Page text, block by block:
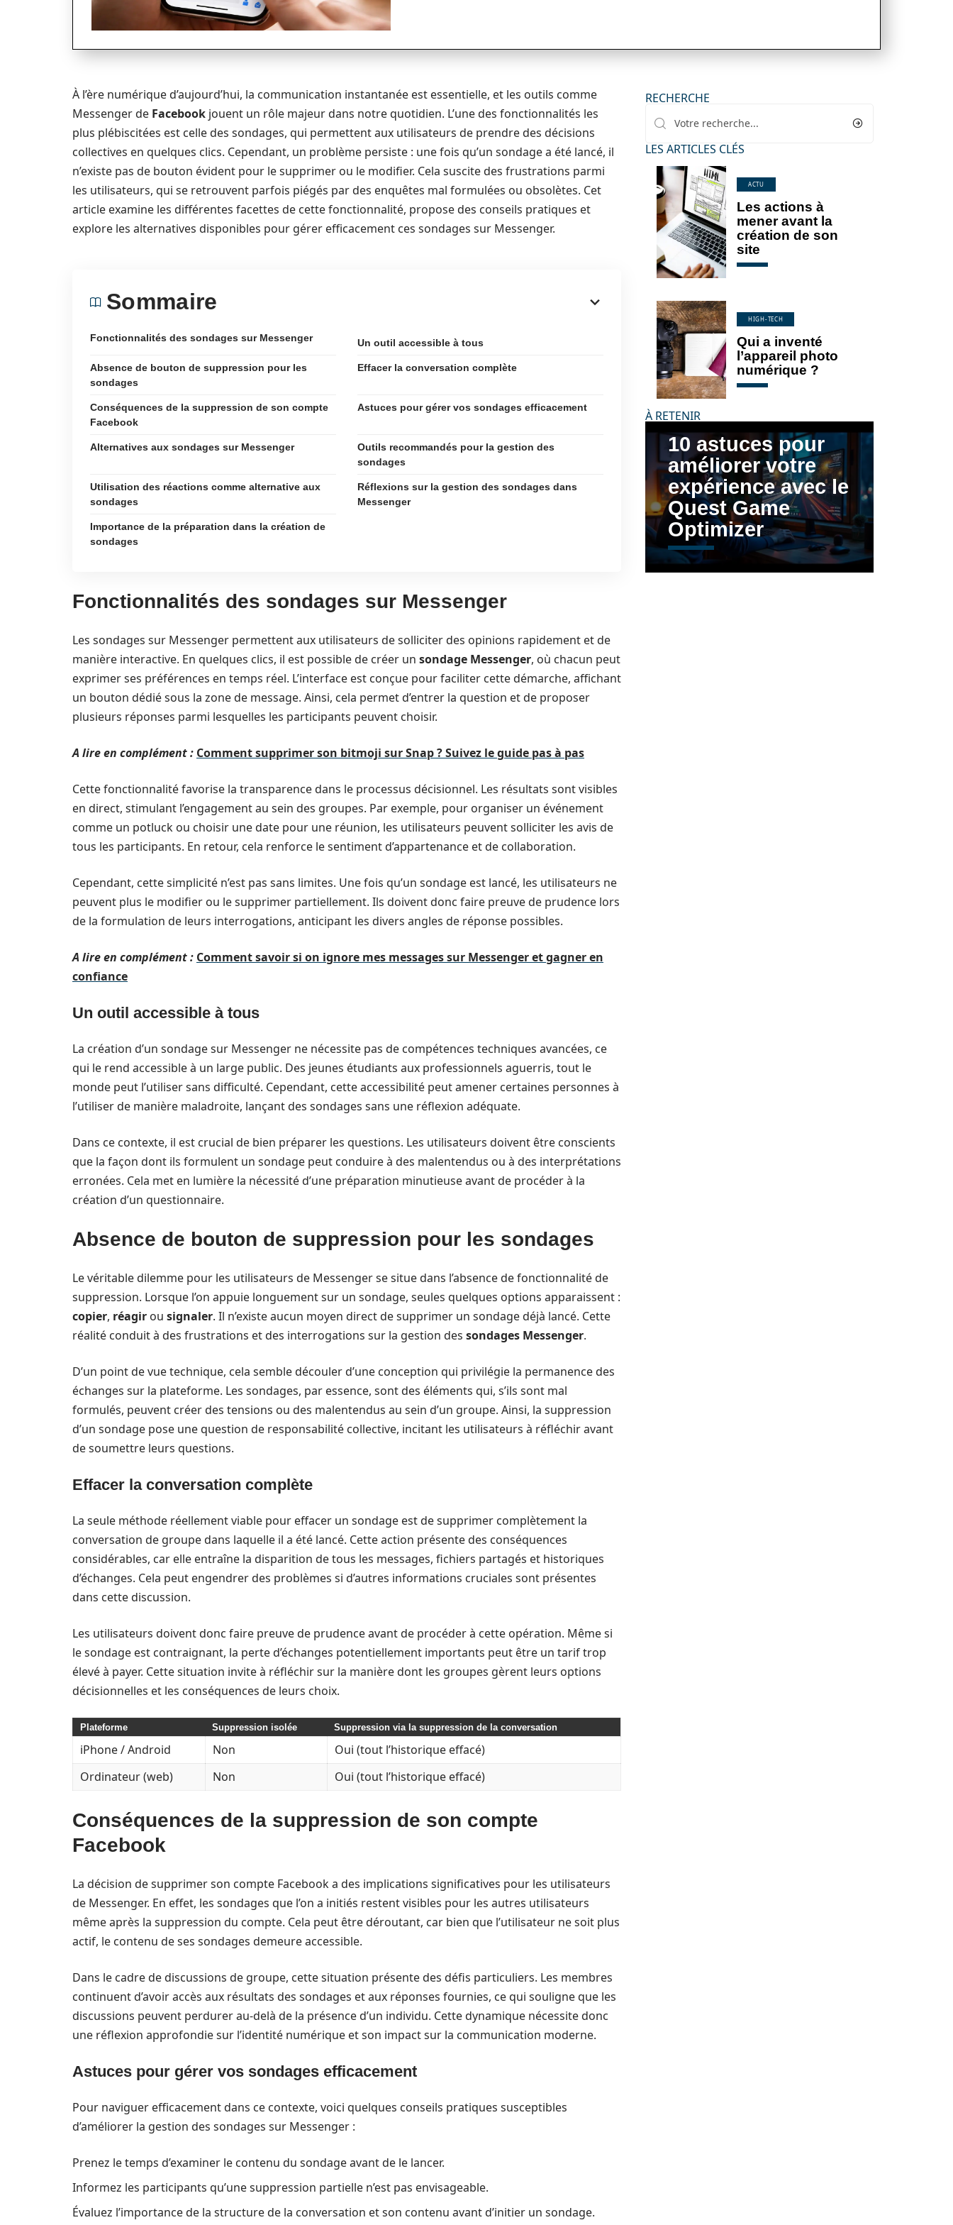
À l’ère numérique d’aujourd’hui, la communication instantanée est essentielle, et les outils comme
Messenger de Facebook jouent un rôle majeur dans notre quotidien. L’une des fonctionnalités les
plus plébiscitées est celle des sondages, qui permettent aux utilisateurs de prendre des décisions
collectives en quelques clics. Cependant, un problème persiste : une fois qu’un sondage a été lancé, il
n’existe pas de bouton évident pour le supprimer ou le modifier. Cela suscite des frustrations parmi
les utilisateurs, qui se retrouvent parfois piégés par des enquêtes mal formulées ou obsolètes. Cet
article examine les différentes facettes de cette fonctionnalité, propose des conseils pratiques et
explore les alternatives disponibles pour gérer efficacement ces sondages sur Messenger.
Sommaire
Fonctionnalités des sondages sur Messenger Un outil accessible à tous
Absence de bouton de suppression pour les
sondages
Effacer la conversation complète
Conséquences de la suppression de son compte
Facebook
Astuces pour gérer vos sondages efficacement
Alternatives aux sondages sur Messenger
Outils recommandés pour la gestion des
sondages
Utilisation des réactions comme alternative aux
sondages
Réflexions sur la gestion des sondages dans
Messenger
Importance de la préparation dans la création de
sondages
Fonctionnalités des sondages sur Messenger
Les sondages sur Messenger permettent aux utilisateurs de solliciter des opinions rapidement et de
manière interactive. En quelques clics, il est possible de créer un sondage Messenger, où chacun peut
exprimer ses préférences en temps réel. L’interface est conçue pour faciliter cette démarche, affichant
un bouton dédié sous la zone de message. Ainsi, cela permet d’entrer la question et de proposer
plusieurs réponses parmi lesquelles les participants peuvent choisir.
A lire en complément : Comment supprimer son bitmoji sur Snap ? Suivez le guide pas à pas
Cette fonctionnalité favorise la transparence dans le processus décisionnel. Les résultats sont visibles
en direct, stimulant l’engagement au sein des groupes. Par exemple, pour organiser un événement
comme un potluck ou choisir une date pour une réunion, les utilisateurs peuvent solliciter les avis de
tous les participants. En retour, cela renforce le sentiment d’appartenance et de collaboration.
Cependant, cette simplicité n’est pas sans limites. Une fois qu’un sondage est lancé, les utilisateurs ne
peuvent plus le modifier ou le supprimer partiellement. Ils doivent donc faire preuve de prudence lors
de la formulation de leurs interrogations, anticipant les divers angles de réponse possibles.
A lire en complément : Comment savoir si on ignore mes messages sur Messenger et gagner en
confiance
Un outil accessible à tous
La création d’un sondage sur Messenger ne nécessite pas de compétences techniques avancées, ce
qui le rend accessible à un large public. Des jeunes étudiants aux professionnels aguerris, tout le
monde peut l’utiliser sans difficulté. Cependant, cette accessibilité peut amener certaines personnes à
l’utiliser de manière maladroite, lançant des sondages sans une réflexion adéquate.
Dans ce contexte, il est crucial de bien préparer les questions. Les utilisateurs doivent être conscients
que la façon dont ils formulent un sondage peut conduire à des malentendus ou à des interprétations
erronées. Cela met en lumière la nécessité d’une préparation minutieuse avant de procéder à la
création d’un questionnaire.
Absence de bouton de suppression pour les sondages
Le véritable dilemme pour les utilisateurs de Messenger se situe dans l’absence de fonctionnalité de
suppression. Lorsque l’on appuie longuement sur un sondage, seules quelques options apparaissent :
copier, réagir ou signaler. Il n’existe aucun moyen direct de supprimer un sondage déjà lancé. Cette
réalité conduit à des frustrations et des interrogations sur la gestion des sondages Messenger.
D’un point de vue technique, cela semble découler d’une conception qui privilégie la permanence des
échanges sur la plateforme. Les sondages, par essence, sont des éléments qui, s’ils sont mal
formulés, peuvent créer des tensions ou des malentendus au sein d’un groupe. Ainsi, la suppression
d’un sondage pose une question de responsabilité collective, incitant les utilisateurs à réfléchir avant
de soumettre leurs questions.
Effacer la conversation complète
La seule méthode réellement viable pour effacer un sondage est de supprimer complètement la
conversation de groupe dans laquelle il a été lancé. Cette action présente des conséquences
considérables, car elle entraîne la disparition de tous les messages, fichiers partagés et historiques
d’échanges. Cela peut engendrer des problèmes si d’autres informations cruciales sont présentes
dans cette discussion.
Les utilisateurs doivent donc faire preuve de prudence avant de procéder à cette opération. Même si
le sondage est contraignant, la perte d’échanges potentiellement importants peut être un tarif trop
élevé à payer. Cette situation invite à réfléchir sur la manière dont les groupes gèrent leurs options
décisionnelles et les conséquences de leurs choix.
Plateforme Suppression isolée Suppression via la suppression de la conversation
iPhone / Android Non
Oui (tout l’historique effacé)
Ordinateur (web)
Non Oui (tout l’historique effacé)
Conséquences de la suppression de son compte
Facebook
La décision de supprimer son compte Facebook a des implications significatives pour les utilisateurs
de Messenger. En effet, les sondages que l’on a initiés restent visibles pour les autres utilisateurs
même après la suppression du compte. Cela peut être déroutant, car bien que l’utilisateur ne soit plus
actif, le contenu de ses sondages demeure accessible.
Dans le cadre de discussions de groupe, cette situation présente des défis particuliers. Les membres
continuent d’avoir accès aux résultats des sondages et aux réponses fournies, ce qui souligne que les
discussions peuvent perdurer au-delà de la présence d’un individu. Cette dynamique nécessite donc
une réflexion approfondie sur l’identité numérique et son impact sur la communication moderne.
Astuces pour gérer vos sondages efficacement
Pour naviguer efficacement dans ce contexte, voici quelques conseils pratiques susceptibles
d’améliorer la gestion des sondages sur Messenger :
Prenez le temps d’examiner le contenu du sondage avant de le lancer.
Informez les participants qu’une suppression partielle n’est pas envisageable.
Évaluez l’importance de la structure de la conversation et son contenu avant d’initier un sondage.
RECHERCHE
LES ARTICLES CLÉS
ACTU
Les actions à
mener avant la
création de son
site
HIGH-TECH
Qui a inventé
l’appareil photo
numérique ?
À RETENIR
10 astuces pour
améliorer votre
expérience avec le
Quest Game
Optimizer